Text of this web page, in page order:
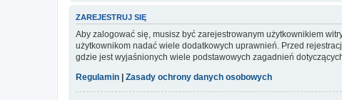
ZAREJESTRUJ SIĘ
Aby zalogować się, musisz być zarejestrowanym użytkownikiem
użytkownikom nadać wiele dodatkowych uprawnień. Przed
gdzie jest wyjaśnionych wiele podstawowych zagadnień
Regulamin | Zasady ochrony danych osobowych